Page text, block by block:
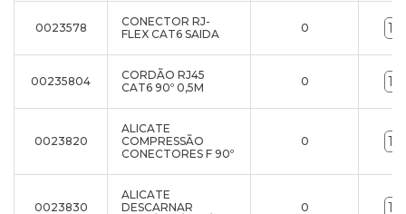
0023578
CONECTOR RJ-
FLEX CAT6 SAIDA
0
00235804
CORDÃO RJ45
CAT6 90º 0,5M
0
0023820
ALICATE
COMPRESSÃO
CONECTORES F 90º
0
0023830
ALICATE
DESCARNAR
0